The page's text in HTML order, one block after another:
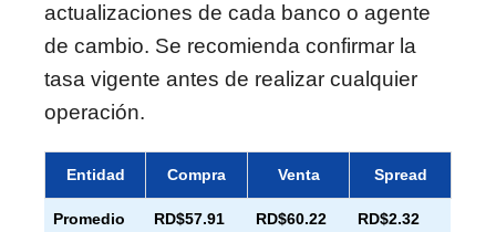
actualizaciones de cada banco o agente
de cambio. Se recomienda confirmar la
tasa vigente antes de realizar cualquier
operación.
Entidad Compra Venta Spread
Promedio
RD$57.91 RD$60.22 RD$2.32